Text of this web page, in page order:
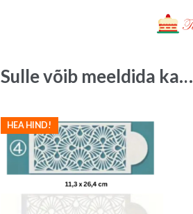
Sulle võib meeldida ka…
HEA HIND!